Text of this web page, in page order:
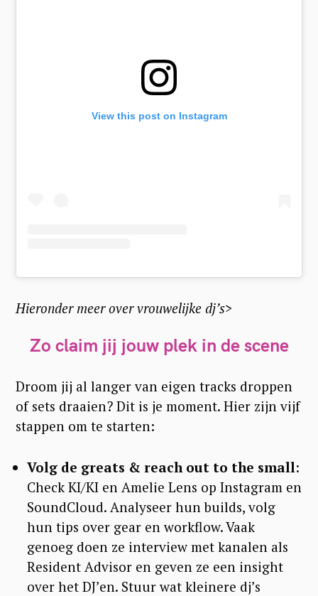
View this post on Instagram
Hieronder meer over vrouwelijke dj’s>
Zo claim jij jouw plek in de scene
Droom jij al langer van eigen tracks droppen
of sets draaien? Dit is je moment. Hier zijn vijf
stappen om te starten:
Volg de greats & reach out to the small:
Check KI/KI en Amelie Lens op Instagram en
SoundCloud. Analyseer hun builds, volg
hun tips over gear en workflow. Vaak
genoeg doen ze interview met kanalen als
Resident Advisor en geven ze een insight
over het DJ’en. Stuur wat kleinere dj’s